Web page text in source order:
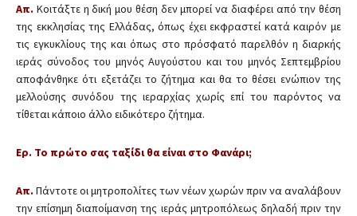
Απ. Κοιτάξτε η δική μου θέση δεν μπορεί να διαφέρει από την θέση
της εκκλησίας της Ελλάδας, όπως έχει εκφραστεί κατά καιρόν με
τις εγκυκλίους της και όπως στο πρόσφατό παρελθόν η διαρκής
ιεράς σύνοδος του μηνός Αυγούστου και του μηνός Σεπτεμβρίου
αποφάνθηκε ότι εξετάζει το ζήτημα και θα το θέσει ενώπιον της
μελλούσης συνόδου της ιεραρχίας χωρίς επί του παρόντος να
τίθεται κάποιο άλλο ειδικότερο ζήτημα.
Ερ. Το πρώτο σας ταξίδι θα είναι στο Φανάρι;
Απ. Πάντοτε οι μητροπολίτες των νέων χωρών πριν να αναλάβουν
την επίσημη διαποίμανση της ιεράς μητροπόλεως δηλαδή πριν την